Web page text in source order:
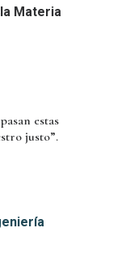
Materia
estas
justo”.